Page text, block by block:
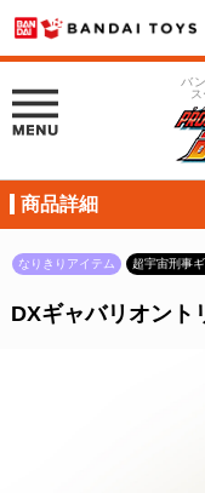
バ
商品詳細
なりきりアイテム 超宇宙刑事
DXギャバリオント